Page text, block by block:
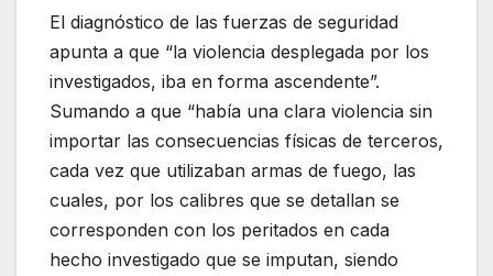
El diagnóstico de las fuerzas de seguridad
apunta a que “la violencia desplegada por los
investigados, iba en forma ascendente”.
Sumando a que “había una clara violencia sin
importar las consecuencias físicas de terceros,
cada vez que utilizaban armas de fuego, las
cuales, por los calibres que se detallan se
corresponden con los peritados en cada
hecho investigado que se imputan, siendo